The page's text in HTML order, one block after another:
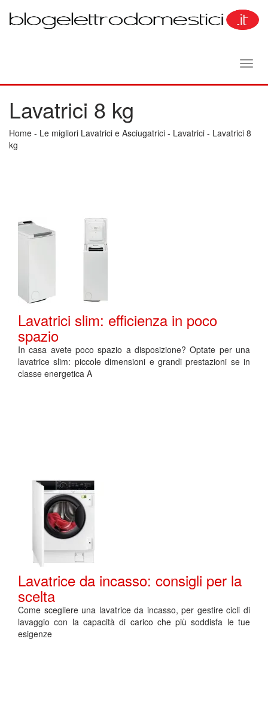
Lavatrici 8 kg
Home - Le migliori Lavatrici e Asciugatrici - Lavatrici - Lavatrici 8
kg
Lavatrici slim: efficienza in poco
spazio
In casa avete poco spazio a disposizione? Optate per una
lavatrice slim: piccole dimensioni e grandi prestazioni se in
classe energetica A
Lavatrice da incasso: consigli per la
scelta
Come scegliere una lavatrice da incasso, per gestire cicli di
lavaggio con la capacità di carico che più soddisfa le tue
esigenze